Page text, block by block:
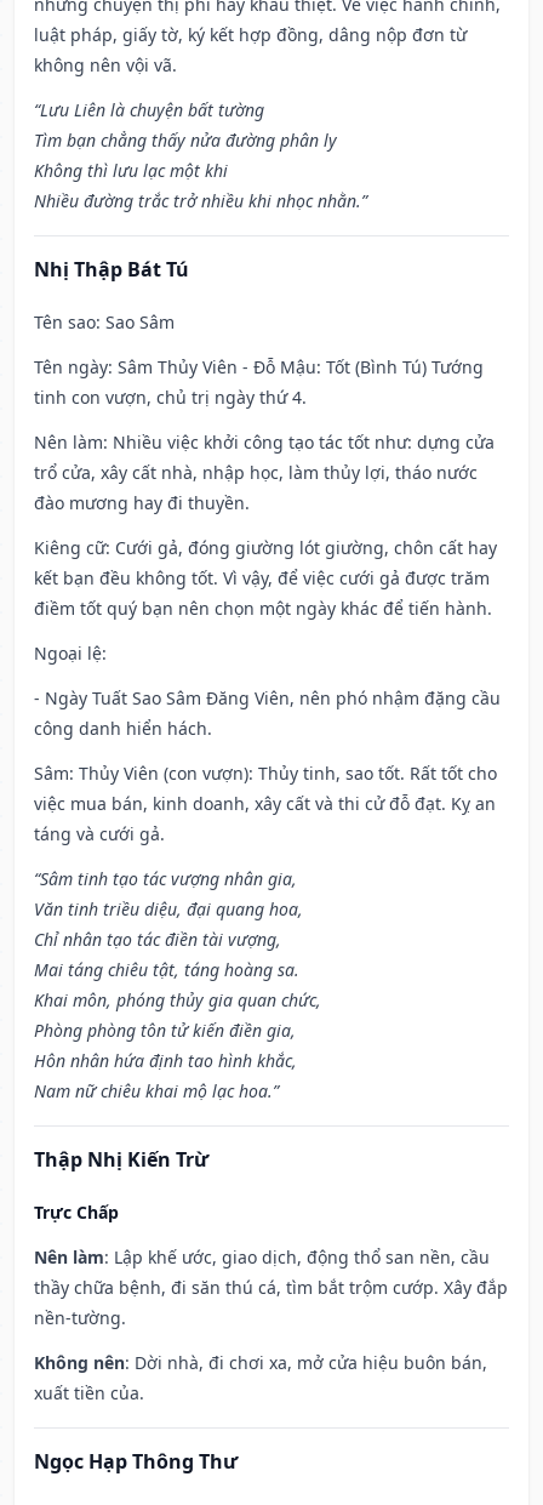
luật pháp, giấy tờ, ký kết hợp đồng, dâng nộp đơn từ
không nên vội vã.
“Lưu Liên là chuyện bất tường
Tìm bạn chẳng thấy nửa đường phân ly
Không thì lưu lạc một khi
Nhiều đường trắc trở nhiều khi nhọc nhằn.”
Nhị Thập Bát Tú
Tên sao: Sao Sâm
Tên ngày: Sâm Thủy Viên - Đỗ Mậu: Tốt (Bình Tú) Tướng
tinh con vượn, chủ trị ngày thứ 4.
Nên làm: Nhiều việc khởi công tạo tác tốt như: dựng cửa
trổ cửa, xây cất nhà, nhập học, làm thủy lợi, tháo nước
đào mương hay đi thuyền.
Kiêng cữ: Cưới gả, đóng giường lót giường, chôn cất hay
kết bạn đều không tốt. Vì vậy, để việc cưới gả được trăm
điềm tốt quý bạn nên chọn một ngày khác để tiến hành.
Ngoại lệ:
- Ngày Tuất Sao Sâm Đăng Viên, nên phó nhậm đặng cầu
công danh hiển hách.
Sâm: Thủy Viên (con vượn): Thủy tinh, sao tốt. Rất tốt cho
việc mua bán, kinh doanh, xây cất và thi cử đỗ đạt. Kỵ an
táng và cưới gả.
“Sâm tinh tạo tác vượng nhân gia,
Văn tinh triều diệu, đại quang hoa,
Chỉ nhân tạo tác điền tài vượng,
Mai táng chiêu tật, táng hoàng sa.
Khai môn, phóng thủy gia quan chức,
Phòng phòng tôn tử kiến điền gia,
Hôn nhân hứa định tao hình khắc,
Nam nữ chiêu khai mộ lạc hoa.”
Thập Nhị Kiến Trừ
Trực Chấp
Nên làm: Lập khế ước, giao dịch, động thổ san nền, cầu
thầy chữa bệnh, đi săn thú cá, tìm bắt trộm cướp. Xây đắp
nền-tường.
Không nên: Dời nhà, đi chơi xa, mở cửa hiệu buôn bán,
xuất tiền của.
Ngọc Hạp Thông Thư